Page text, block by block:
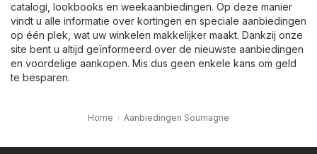
catalogi, lookbooks en weekaanbiedingen. Op deze manier
vindt u alle informatie over kortingen en speciale aanbiedingen
op één plek, wat uw winkelen makkelijker maakt. Dankzij onze
site bent u altijd geïnformeerd over de nieuwste aanbiedingen
en voordelige aankopen. Mis dus geen enkele kans om geld
te besparen.
Home Aanbiedingen Soumagne